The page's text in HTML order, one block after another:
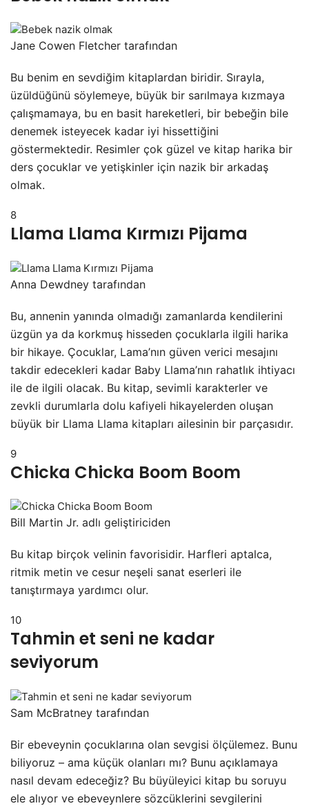
Jane Cowen Fletcher tarafından
Bu benim en sevdiğim kitaplardan biridir. Sırayla,
üzüldüğünü söylemeye, büyük bir sarılmaya kızmaya
çalışmamaya, bu en basit hareketleri, bir bebeğin bile
denemek isteyecek kadar iyi hissettiğini
göstermektedir. Resimler çok güzel ve kitap harika bir
ders çocuklar ve yetişkinler için nazik bir arkadaş
olmak.
8
Llama Llama Kırmızı Pijama
Anna Dewdney tarafından
Bu, annenin yanında olmadığı zamanlarda kendilerini
üzgün ya da korkmuş hisseden çocuklarla ilgili harika
bir hikaye. Çocuklar, Lama’nın güven verici mesajını
takdir edecekleri kadar Baby Llama’nın rahatlık ihtiyacı
ile de ilgili olacak. Bu kitap, sevimli karakterler ve
zevkli durumlarla dolu kafiyeli hikayelerden oluşan
büyük bir Llama Llama kitapları ailesinin bir parçasıdır.
9
Chicka Chicka Boom Boom
Bill Martin Jr. adlı geliştiriciden
Bu kitap birçok velinin favorisidir. Harfleri aptalca,
ritmik metin ve cesur neşeli sanat eserleri ile
tanıştırmaya yardımcı olur.
10
Tahmin et seni ne kadar
seviyorum
Sam McBratney tarafından
Bir ebeveynin çocuklarına olan sevgisi ölçülemez. Bunu
biliyoruz – ama küçük olanları mı? Bunu açıklamaya
nasıl devam edeceğiz? Bu büyüleyici kitap bu soruyu
ele alıyor ve ebeveynlere sözcüklerini sevgilerini